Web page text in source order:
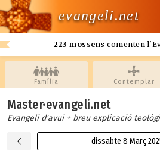
evangeli.net
223 mossens comenten
Família Contemplar
Master·evangeli.net
Evangeli d'avui + breu explicació
dissabte 8 Març